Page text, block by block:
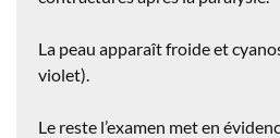
La peau apparaît froide et
violet).
Le reste l’examen met en